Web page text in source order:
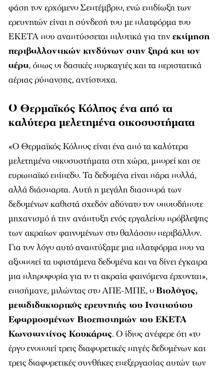
φάση τον ερχόμενο Σεπτέμβριο, ενώ επιδίωξη των
ερευνητών είναι η σύνδεσή του με πλατφόρμα του
ΕΚΕΤΑ που αναπτύσσεται πιλοτικά για τηνεκτίμηση
περιβαλλοντικών κινδύνων στην ξηρά και τον
αέρα, όπως οι δασικές πυρκαγιές και τα περιστατικά
αέριας ρύπανσης, αντίστοιχα.
Ο Θερμαϊκός Κόλπος ένα από τα
καλύτερα μελετημένα οικοσυστήματα
«Ο Θερμαϊκός Κόλπος είναι ένα από τα καλύτερα
μελετημένα οικοσυστήματα στη χώρα, μπορεί και σε
ευρωπαϊκό επίπεδο. Τα δεδομένα είναι πάρα πολλά,
αλλά διάσπαρτα. Αυτή η μεγάλη διασπορά των
δεδομένων καθιστά σχεδόν αδύνατο τον οποιοδήποτε
μηχανισμό ή την ανάπτυξη ενός εργαλείου πρόβλεψης
των ακραίων φαινομένων στο θαλάσσιο περιβάλλον.
Για τον λόγο αυτό αναπτύξαμε μια πλατφόρμα που να
αξιοποιεί τα υφιστάμενα δεδομένα και να δίνει έγκαιρα
μια πληροφορία για το τι ακραία φαινόμενα έρχονται»,
επισήμανε, μιλώντας στο ΑΠΕ-ΜΠΕ, οΒιολόγος,
μεταδιδακτορικός ερευνητής του Ινστιτούτου
Εφαρμοσμένων Βιοεπιστημών του ΕΚΕΤΑ
Κωνσταντίνος Κουκάρας. Ο ίδιος ανέφερε ότι «το
έργο ενοποιεί τρεις διαφορετικές πηγές δεδομένων και
τρεις διαφορετικές συνθήκες επεξεργασίας αυτών των